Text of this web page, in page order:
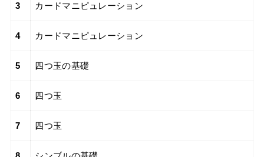
3 カードマニピュレーション
4 カードマニピュレーション
5 四つ玉の基礎
6 四つ玉
7 四つ玉